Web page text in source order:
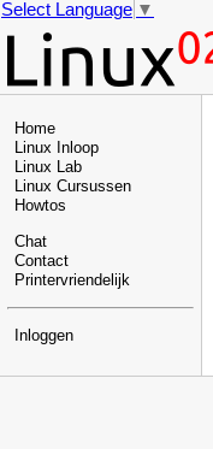
Select Language ▼
Home
Linux Inloop
Linux Lab
Linux Cursussen
Howtos
Chat
Contact
Printervriendelijk
Inloggen